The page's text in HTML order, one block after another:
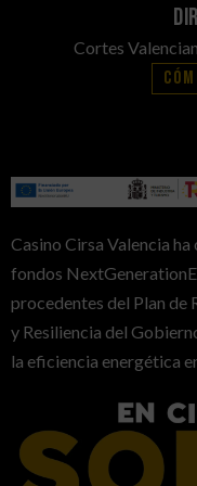
Cortes
Casino Cirsa Valencia
fondos
procedentes del Plan de
y Resiliencia del
la eficiencia energética